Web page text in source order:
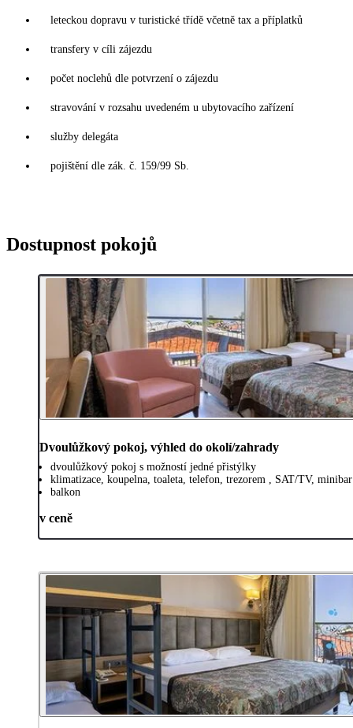
leteckou dopravu v turistické třídě včetně tax a příplatků
transfery v cíli zájezdu
počet noclehů dle potvrzení o zájezdu
stravování v rozsahu uvedeném u ubytovacího zařízení
služby delegáta
pojištění dle zák. č. 159/99 Sb.
Dostupnost pokojů
Dvoulůžkový pokoj, výhled do okolí/zahrady
dvoulůžkový pokoj s možností jedné přistýlky
klimatizace, koupelna, toaleta, telefon, trezorem , SAT/TV,
balkon
v ceně